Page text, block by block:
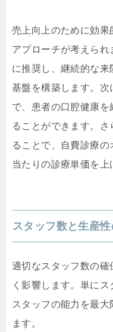
売上向上のために効果
アプローチが考えら
に推奨し、継続的な
基盤を構築します。次
で、患者の口腔健康
ることができます。
ることで、自費診療の
当たりの診療単価を上
スタッフ数と生産性
適切なスタッフ数の確
く影響します。単に
スタッフの能力を最大
ます。